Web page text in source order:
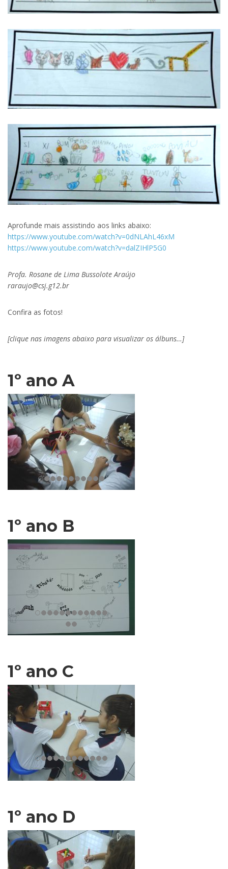
Aprofunde mais assistindo aos links abaixo:
https://www.youtube.com/watch?v=0dNLAhL46xM
https://www.youtube.com/watch?v=dalZIHlP5G0
Profa. Rosane de Lima Bussolote Araújo
raraujo@csj.g12.br
Confira as fotos!
[clique nas imagens abaixo para visualizar os álbuns…]
1º ano A
1º ano B
1º ano C
1º ano D